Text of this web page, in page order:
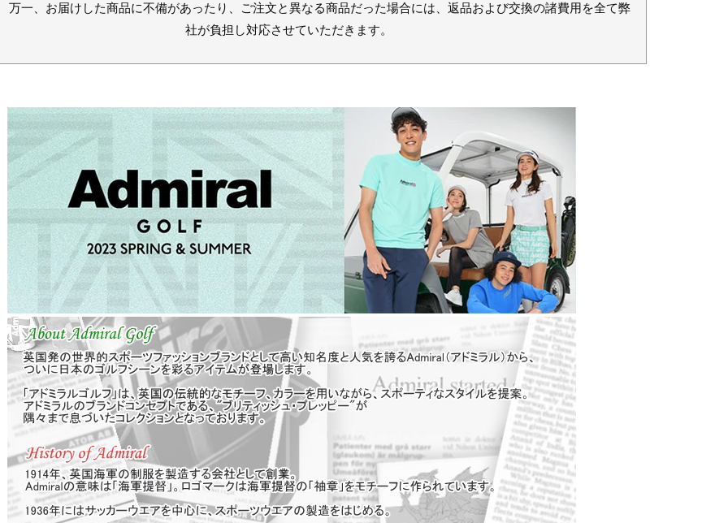
けした商品に不備があったり、ご注文と異なる商品だった場合には、返品および交換の諸費用を全て弊
社が負担し対応させていただきます。